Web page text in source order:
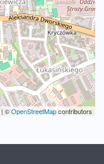
| ©OpenStreetMapcontributors